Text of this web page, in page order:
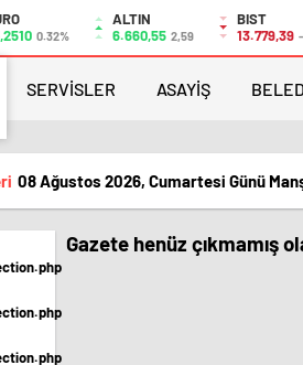
0.32%
ALTIN
6.660,55 2,59
BIST
13.779,39
SERVİSLER ASAYİŞ
08 Ağustos 2026, Cumartesi Günü
Gazete henüz çıkmamış